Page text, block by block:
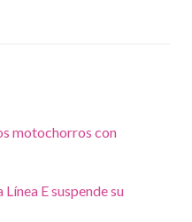
motochorros con
E suspende su